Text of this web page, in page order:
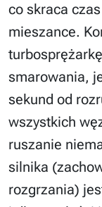
co skraca
mieszance.
smarowania,
sekund od
wszystkich
ruszanie
silnika
rozgrzania)